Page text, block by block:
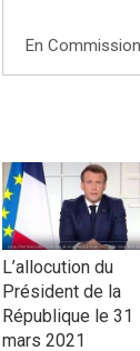
L’allocution du
Président de la
République le 31
mars 2021